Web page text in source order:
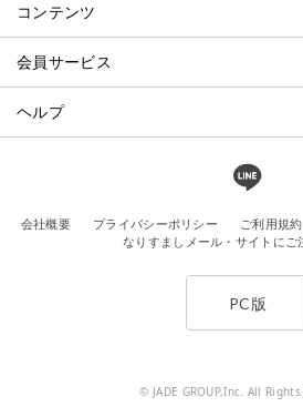
コンテンツ
会員サービス
ヘルプ
会社概要 プライバシーポリシー ご利用規約
なりすましメール・サイトにご
PC版
© JADE GROUP,Inc. All